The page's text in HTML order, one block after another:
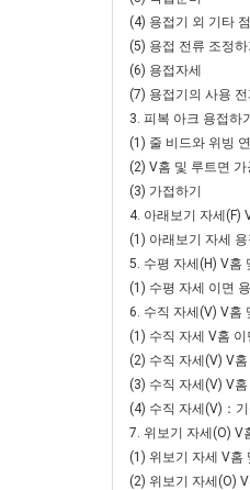
(4) 용접기 외 기타
(5) 용접 전류 조정하
(6) 용접자세
(7) 용접기의 사용
3. 피복 아크 용접하
(1) 줄 비드와 위빙
(2) V홈 및 루트면 가
(3) 가접하기
4. 아래보기 자세(F)
(1) 아래보기 자세
5. 수평 자세(H) V홈
(1) 수평 자세 이면
6. 수직 자세(V) V홈
(1) 수직 자세 V홈
(2) 수직 자세(V) V
(3) 수직 자세(V) V
(4) 수직 자세(V)：
7. 위보기 자세(O) V
(1) 위보기 자세 V홈
(2) 위보기 자세(O)